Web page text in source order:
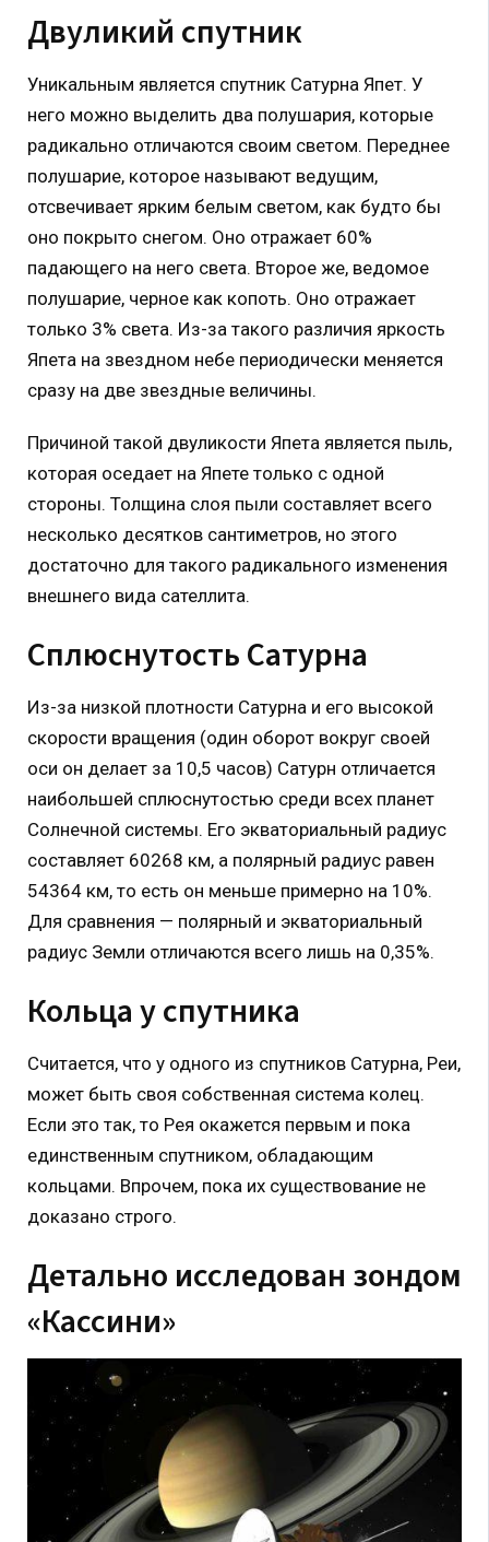
Двуликий спутник
Уникальным является спутник Сатурна Япет. У
него можно выделить два полушария, которые
радикально отличаются своим светом. Переднее
полушарие, которое называют ведущим,
отсвечивает ярким белым светом, как будто бы
оно покрыто снегом. Оно отражает 60%
падающего на него света. Второе же, ведомое
полушарие, черное как копоть. Оно отражает
только 3% света. Из-за такого различия яркость
Япета на звездном небе периодически меняется
сразу на две звездные величины.
Причиной такой двуликости Япета является пыль,
которая оседает на Япете только с одной
стороны. Толщина слоя пыли составляет всего
несколько десятков сантиметров, но этого
достаточно для такого радикального изменения
внешнего вида сателлита.
Сплюснутость Сатурна
Из-за низкой плотности Сатурна и его высокой
скорости вращения (один оборот вокруг своей
оси он делает за 10,5 часов) Сатурн отличается
наибольшей сплюснутостью среди всех планет
Солнечной системы. Его экваториальный радиус
составляет 60268 км, а полярный радиус равен
54364 км, то есть он меньше примерно на 10%.
Для сравнения — полярный и экваториальный
радиус Земли отличаются всего лишь на 0,35%.
Кольца у спутника
Считается, что у одного из спутников Сатурна, Реи,
может быть своя собственная система колец.
Если это так, то Рея окажется первым и пока
единственным спутником, обладающим
кольцами. Впрочем, пока их существование не
доказано строго.
Детально исследован зондом
«Кассини»